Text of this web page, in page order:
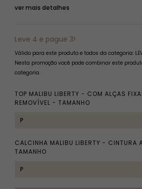
ver mais detalhes
Leve 4 e pague 3!
Válido para este produto e todos da categoria:
Nesta promoção você pode combinar este
categoria.
TOP MALIBU LIBERTY - COM ALÇAS
REMOVÍVEL - TAMANHO
CALCINHA MALIBU LIBERTY - CINTURA
TAMANHO